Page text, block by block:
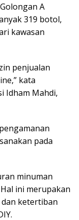
A
319 botol,
kawasan
penjualan
kata
Idham Mahdi,
pada
minuman
ini merupakan
ketertiban